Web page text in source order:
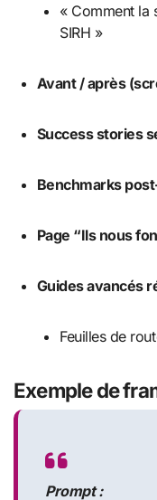
« Comment la
SIRH »
Avant / après
Success stories
Benchmarks
Page “Ils nous
Guides avancés
Feuilles de
Exemple de
Prompt :